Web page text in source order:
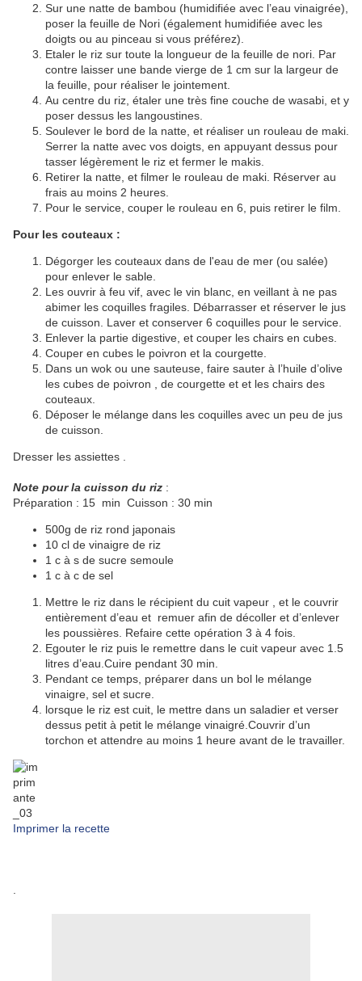
Sur une natte de bambou (humidifiée avec l’eau vinaigrée),
poser la feuille de Nori (également humidifiée avec les
doigts ou au pinceau si vous préférez).
Etaler le riz sur toute la longueur de la feuille de nori. Par
contre laisser une bande vierge de 1 cm sur la largeur de
la feuille, pour réaliser le jointement.
Au centre du riz, étaler une très fine couche de wasabi, et y
poser dessus les langoustines.
Soulever le bord de la natte, et réaliser un rouleau de maki.
Serrer la natte avec vos doigts, en appuyant dessus pour
tasser légèrement le riz et fermer le makis.
Retirer la natte, et filmer le rouleau de maki. Réserver au
frais au moins 2 heures.
Pour le service, couper le rouleau en 6, puis retirer le film.
Pour les couteaux :
Dégorger les couteaux dans de l'eau de mer (ou salée)
pour enlever le sable.
Les ouvrir à feu vif, avec le vin blanc, en veillant à ne pas
abimer les coquilles fragiles. Débarrasser et réserver le jus
de cuisson. Laver et conserver 6 coquilles pour le service.
Enlever la partie digestive, et couper les chairs en cubes.
Couper en cubes le poivron et la courgette.
Dans un wok ou une sauteuse, faire sauter à l’huile d’olive
les cubes de poivron , de courgette et et les chairs des
couteaux.
Déposer le mélange dans les coquilles avec un peu de jus
de cuisson.
Dresser les assiettes .
Note pour la cuisson du riz :
Préparation : 15 min Cuisson : 30 min
500g de riz rond japonais
10 cl de vinaigre de riz
1 c à s de sucre semoule
1 c à c de sel
Mettre le riz dans le récipient du cuit vapeur , et le couvrir
entièrement d’eau et remuer afin de décoller et d’enlever
les poussières. Refaire cette opération 3 à 4 fois.
Egouter le riz puis le remettre dans le cuit vapeur avec 1.5
litres d’eau.Cuire pendant 30 min.
Pendant ce temps, préparer dans un bol le mélange
vinaigre, sel et sucre.
lorsque le riz est cuit, le mettre dans un saladier et verser
dessus petit à petit le mélange vinaigré.Couvrir d’un
torchon et attendre au moins 1 heure avant de le travailler.
Imprimer la recette